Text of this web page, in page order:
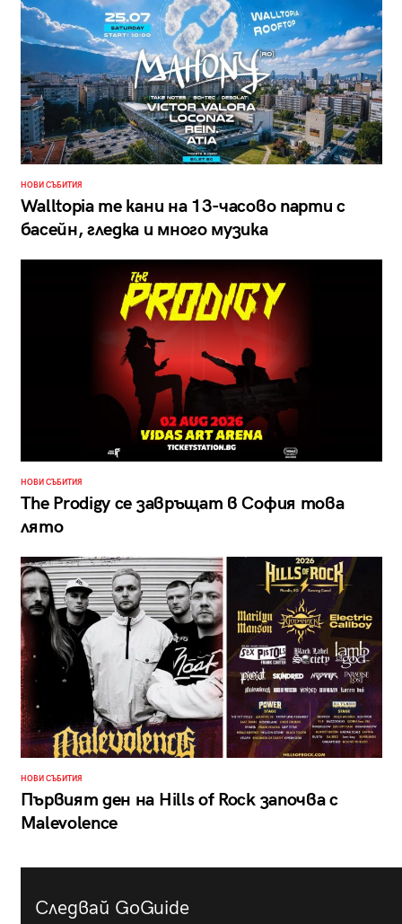
НОВИ СЪБИТИЯ
Walltopia те кани на 13-часово парти с
басейн, гледка и много музика
НОВИ СЪБИТИЯ
The Prodigy се завръщат в София това
лято
НОВИ СЪБИТИЯ
Първият ден на Hills of Rock започва с
Malevolence
Следвай GoGuide